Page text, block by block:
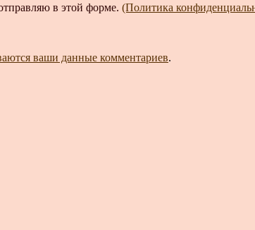
в этой форме. (Политика
ваши данные комментариев.